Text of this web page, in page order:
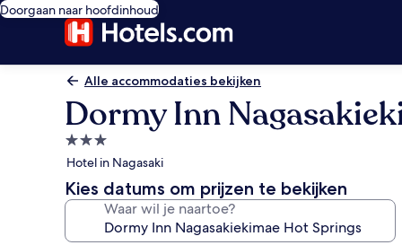
Doorgaan naar hoofdinhoud
Alle accommodaties bekijken
Dormy Inn
3.0-
sterrenaccommodatie
Hotel in Nagasaki
Kies datums om prijzen te bekijken
Waar wil je naartoe?